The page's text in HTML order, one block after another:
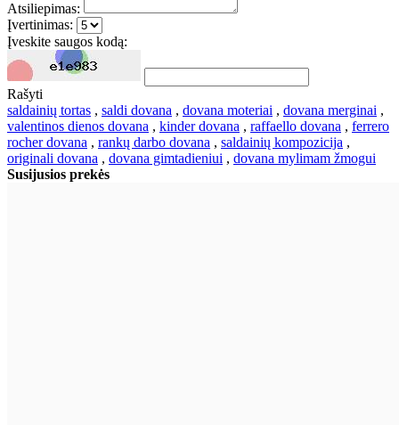
Atsiliepimas:
Įvertinimas:
Įveskite saugos kodą:
Rašyti
saldainių tortas , saldi dovana , dovana moteriai , dovana merginai ,
valentinos dienos dovana , kinder dovana , raffaello dovana , ferrero
rocher dovana , rankų darbo dovana , saldainių kompozicija ,
originali dovana , dovana gimtadieniui , dovana mylimam žmogui
Susijusios prekės